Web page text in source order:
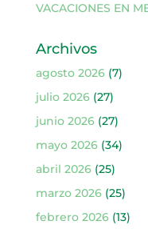
VACACIONES EN
Archivos
agosto 2026(7)
julio 2026(27)
junio 2026(27)
mayo 2026(34)
abril 2026(25)
marzo 2026(25)
febrero 2026(13)